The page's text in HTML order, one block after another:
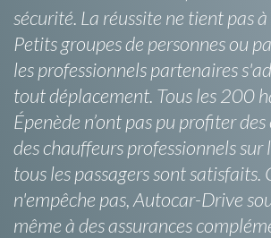
sécurité. La réussite ne tient pas à
Petits groupes de personnes ou
les professionnels partenaires
tout déplacement. Tous les 200
Épenède n’ont pas pu profiter
des chauffeurs professionnels
tous les passagers sont satisfaits.
n'empêche pas, Autocar-Drive
même à des assurances